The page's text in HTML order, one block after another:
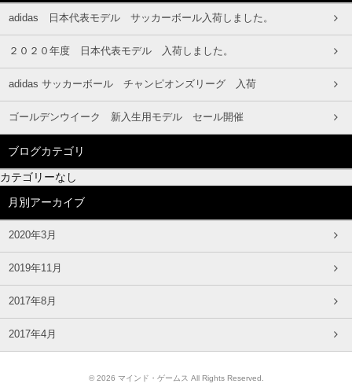
adidas 日本代表モデル サッカーボール入荷しました。
２０２０年度 日本代表モデル 入荷しました。
adidas サッカーボール チャンピオンズリーグ 入荷
ゴールデンウイーク 新入生用モデル セール開催
ブログカテゴリ
カテゴリーなし
月別アーカイブ
2020年3月
2019年11月
2017年8月
2017年4月
© 2026 マインド・ゲームス All Rights Reserved.